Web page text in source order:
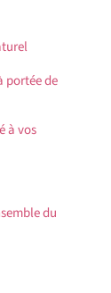
portée de
à vos
du